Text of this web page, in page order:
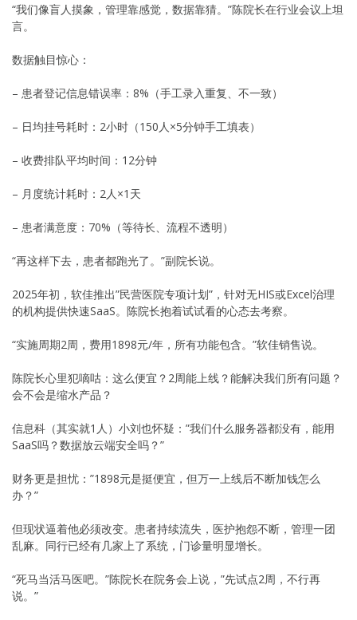
“我们像盲人摸象，管理靠感觉，数据靠猜。”陈院长在行业会议上坦
言。
数据触目惊心：
– 患者登记信息错误率：8%（手工录入重复、不一致）
– 日均挂号耗时：2小时（150人×5分钟手工填表）
– 收费排队平均时间：12分钟
– 月度统计耗时：2人×1天
– 患者满意度：70%（等待长、流程不透明）
“再这样下去，患者都跑光了。”副院长说。
2025年初，软佳推出”民营医院专项计划”，针对无HIS或Excel治理
的机构提供快速SaaS。陈院长抱着试试看的心态去考察。
“实施周期2周，费用1898元/年，所有功能包含。”软佳销售说。
陈院长心里犯嘀咕：这么便宜？2周能上线？能解决我们所有问题？
会不会是缩水产品？
信息科（其实就1人）小刘也怀疑：”我们什么服务器都没有，能用
SaaS吗？数据放云端安全吗？”
财务更是担忧：”1898元是挺便宜，但万一上线后不断加钱怎么
办？”
但现状逼着他必须改变。患者持续流失，医护抱怨不断，管理一团
乱麻。同行已经有几家上了系统，门诊量明显增长。
“死马当活马医吧。”陈院长在院务会上说，”先试点2周，不行再
说。”